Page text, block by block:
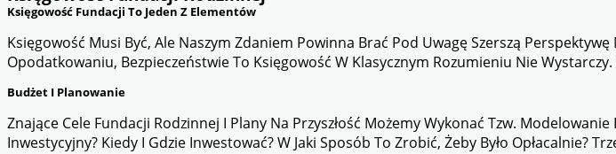
Księgowość Fundacji To Jeden Z Elementów
Księgowość Musi Być, Ale Naszym Zdaniem Powinna Brać Pod Uwagę Szerszą
Opodatkowaniu, Bezpieczeństwie To Księgowość W Klasycznym Rozumieniu Nie
Budżet I Planowanie
Znające Cele Fundacji Rodzinnej I Plany Na Przyszłość Możemy Wykonać Tzw.
Inwestycyjny? Kiedy I Gdzie Inwestować? W Jaki Sposób To Zrobić, Żeby Było Opłacalnie?